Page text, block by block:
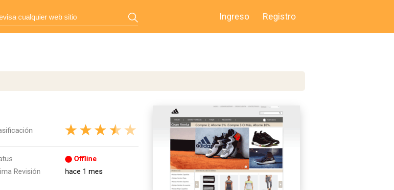
Ingreso Registro
Offline
Revisión
hace 1 mes